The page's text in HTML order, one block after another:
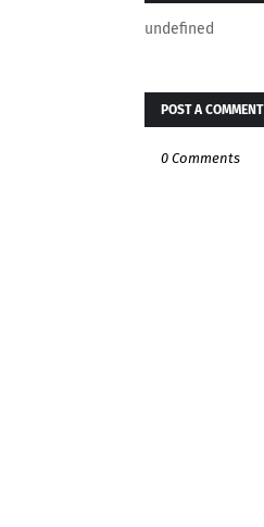
undefined
POST A COMMENT
0 Comments